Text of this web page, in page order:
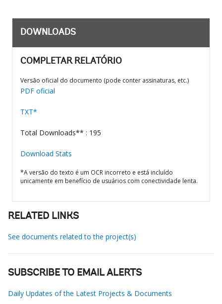
DOWNLOADS
COMPLETAR RELATÓRIO
Versão oficial do documento (pode conter assinaturas, etc.)
PDF oficial
TXT*
Total Downloads** : 195
Download Stats
*A versão do texto é um OCR incorreto e está incluído
unicamente em benefício de usuários com conectividade lenta.
RELATED LINKS
See documents related to the project(s)
SUBSCRIBE TO EMAIL ALERTS
Daily Updates of the Latest Projects & Documents